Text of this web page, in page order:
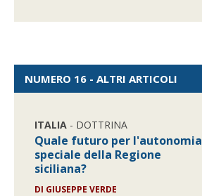
NUMERO 16 - ALTRI ARTICOLI
ITALIA - DOTTRINA
Quale futuro per l'autonomia
speciale della Regione
siciliana?
DI GIUSEPPE VERDE